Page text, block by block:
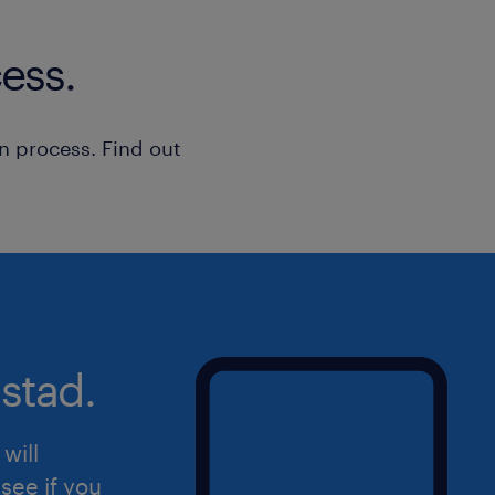
process. Find out
will
if you